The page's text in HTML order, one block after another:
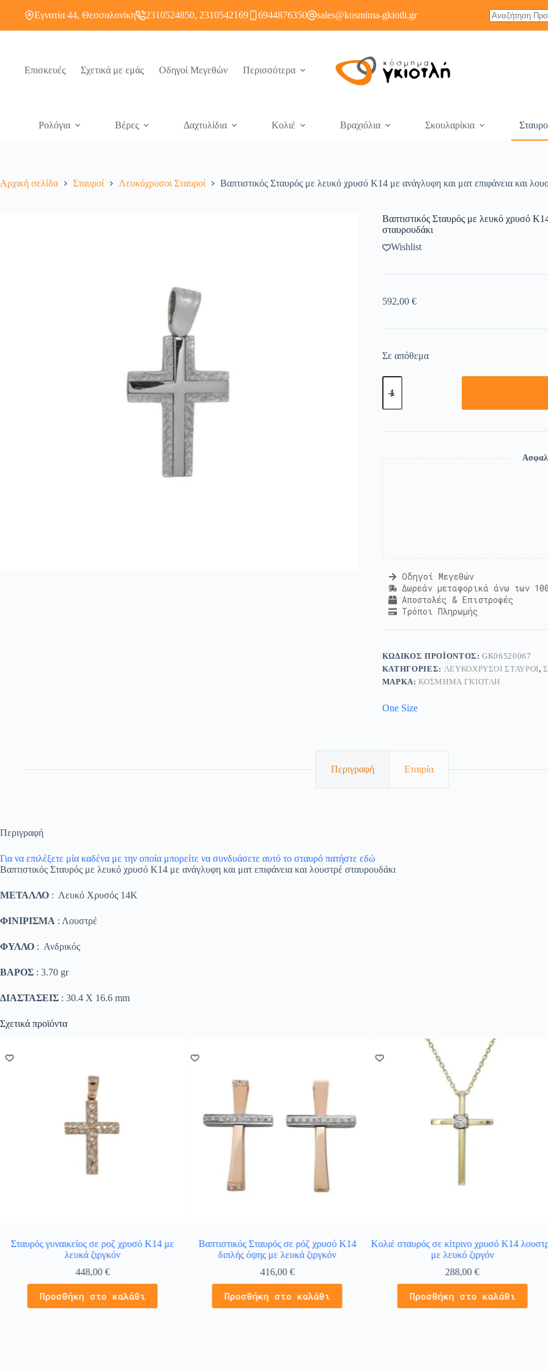
Εγνατία 44, Θεσσαλονίκη 2310524850, 2310542169 6944876350 sales@kosmima-gkiotli.gr
Επισκευές Σχετικά με εμάς Οδηγοί Μεγεθών Περισσότερα
Ρολόγια Βέρες Δαχτυλίδια Κολιέ Βραχιόλια Σκουλαρίκια
Αρχική σελίδα Σταυροί Λευκόχρυσοι Σταυροί Βαπτιστικός Σταυρός με λευκό χρυσό K14 με ανάγλυφη και ματ επιφάνεια και
Βαπτιστικός Σταυρός με λευκό χρυσό
σταυρουδάκι
Wishlist
592,00 €
Σε απόθεμα
Οδηγοί Μεγεθών
Δωρεάν μεταφορικά άνω των
Αποστολές & Επιστροφές
Τρόποι Πληρωμής
ΚΩΔΙΚΌΣ ΠΡΟΪΌΝΤΟΣ:GK06520067
ΚΑΤΗΓΟΡΊΕΣ: ΛΕΥΚΌΧΡΥΣΟΙ ΣΤΑΥΡΟΊ,
ΜΆΡΚΑ:ΚΟΣΜΗΜΑ ΓΚΙΟΤΛΗ
One Size
Περιγραφή Εταιρία
Περιγραφή
Για να επιλέξετε μία καδένα με την οποία μπορείτε να συνδυάσετε αυτό το σταυρό πατήστε εδώ
Βαπτιστικός Σταυρός με λευκό χρυσό K14 με ανάγλυφη και ματ επιφάνεια και λουστρέ σταυρουδάκι
ΜΕΤΑΛΛΟ : Λευκό Χρυσός 14K
ΦΙΝΙΡΙΣΜΑ : Λουστρέ
ΦΥΛΛΟ : Ανδρικός
ΒΑΡΟΣ : 3.70 gr
ΔΙΑΣΤΑΣΕΙΣ : 30.4 Χ 16.6 mm
Σχετικά προϊόντα
Σταυρός γυναικείος σε ροζ χρυσό Κ14 με
λευκά ζιργκόν
448,00€
Προσθήκη στο καλάθι
Βαπτιστικός Σταυρός σε ρόζ χρυσό Κ14
διπλής όψης με λευκά ζιργκόν
416,00€
Προσθήκη στο καλάθι
Κολιέ σταυρός σε κίτρινο χρυσό Κ14
με λευκό ζιργόν
288,00€
Προσθήκη στο καλάθι